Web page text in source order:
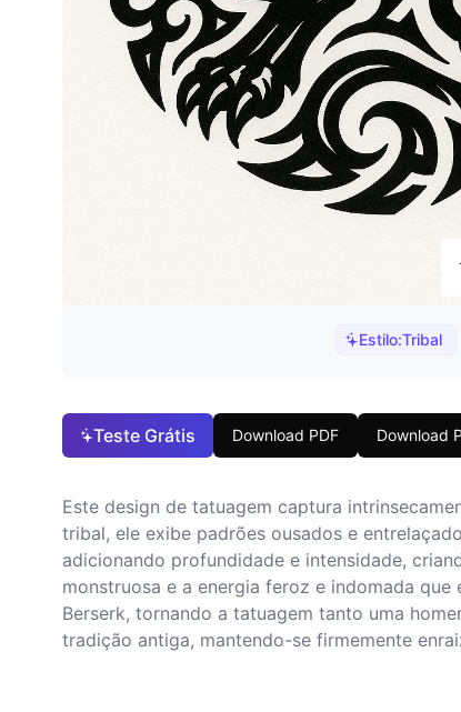
Estilo:Tribal
Teste Grátis Download PDF Download
Este design de tatuagem captura
tribal, ele exibe padrões ousados e
adicionando profundidade e intensidade,
monstruosa e a energia feroz e indomada
Berserk, tornando a tatuagem tanto uma
tradição antiga, mantendo-se firmemente